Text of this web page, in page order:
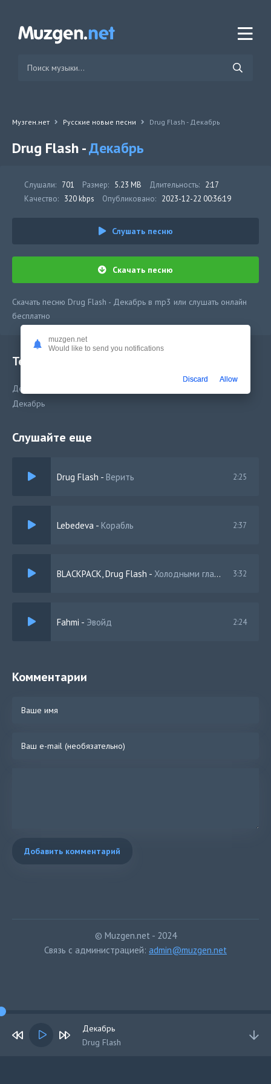
Музген.нет Русские новые песни Drug Flash - Декабрь
Drug Flash -Декабрь
Слушали: 701 Размер: 5.23 MB Длительность: 2:17
Качество: 320 kbps Опубликовано: 2023-12-22 00:36:19
Слушать песню
Скачать песню
Скачать песню Drug Flash - Декабрь в mp3 или слушать онлайн
бесплатно
Текст песни
Декабрь
Декабрь
Слушайте еще
Drug Flash - Верить 2:25
Lebedeva - Корабль 2:37
BLACKPACK, Drug Flash - Холодными глазами 3:32
Fahmi - Эвойд 2:24
Комментарии
Добавить комментарий
© Muzgen.net - 2024
Связь с администрацией: admin@muzgen.net
muzgen.net
Would like to send you notifications
Discard Allow
Декабрь
Drug Flash